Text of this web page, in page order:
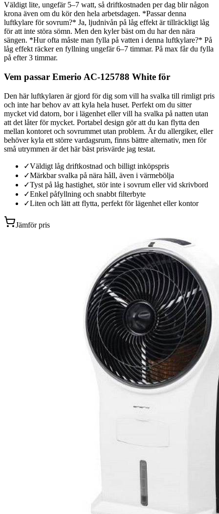
Väldigt lite, ungefär 5–7 watt, så driftkostnaden per dag blir någon
krona även om du kör den hela arbetsdagen. *Passar denna
luftkylare för sovrum?* Ja, ljudnivån på låg effekt är tillräckligt låg
för att inte störa sömn. Men den kyler bäst om du har den nära
sängen. *Hur ofta måste man fylla på vatten i denna luftkylare?* På
låg effekt räcker en fyllning ungefär 6–7 timmar. På max får du fylla
på efter 3 timmar.
Vem passar Emerio AC-125788 White för
Den här luftkylaren är gjord för dig som vill ha svalka till rimligt pris
och inte har behov av att kyla hela huset. Perfekt om du sitter
mycket vid datorn, bor i lägenhet eller vill ha svalka på natten utan
att det låter för mycket. Portabel design gör att du kan flytta den
mellan kontoret och sovrummet utan problem. Är du allergiker, eller
behöver kyla ett större vardagsrum, finns bättre alternativ, men för
små utrymmen är det här bäst prisvärde jag testat.
✓Väldigt låg driftkostnad och billigt inköpspris
✓Märkbar svalka på nära håll, även i värmebölja
✓Tyst på låg hastighet, stör inte i sovrum eller vid skrivbord
✓Enkel påfyllning och snabbt filterbyte
✓Liten och lätt att flytta, perfekt för lägenhet eller kontor
Jämför pris